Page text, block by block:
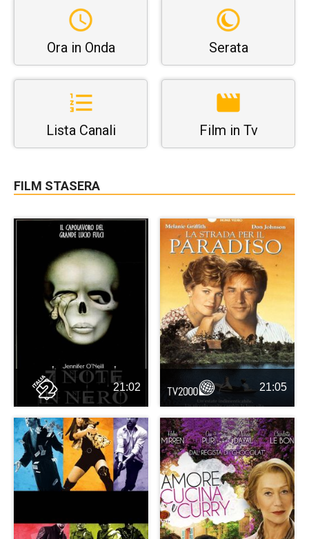
Ora in Onda Serata
Lista Canali Film in Tv
FILM STASERA
21:02 21:05